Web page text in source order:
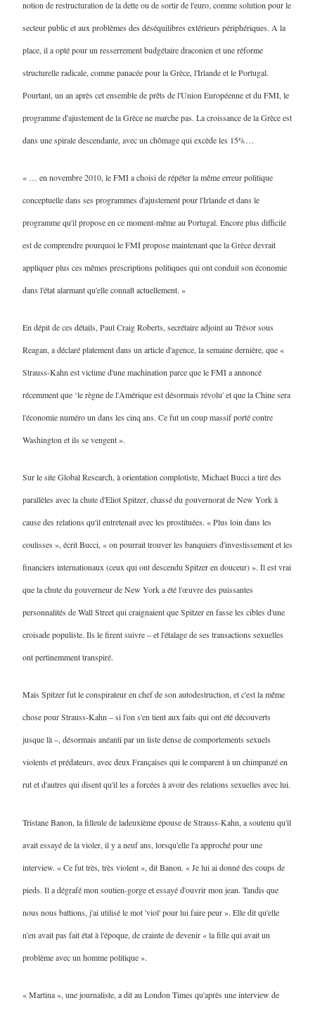
notion de restructuration de la dette ou de sortir de l'euro, comme solution pour le
secteur public et aux problèmes des déséquilibres extérieurs périphériques. A la
place, il a opté pour un resserrement budgétaire draconien et une réforme
structurelle radicale, comme panacée pour la Grèce, l'Irlande et le Portugal.
Pourtant, un an après cet ensemble de prêts de l'Union Européenne et du FMI, le
programme d'ajustement de la Grèce ne marche pas. La croissance de la Grèce est
dans une spirale descendante, avec un chômage qui excède les 15%…
« … en novembre 2010, le FMI a choisi de répéter la même erreur politique
conceptuelle dans ses programmes d'ajustement pour l'Irlande et dans le
programme qu'il propose en ce moment-même au Portugal. Encore plus difficile
est de comprendre pourquoi le FMI propose maintenant que la Grèce devrait
appliquer plus ces mêmes prescriptions politiques qui ont conduit son économie
dans l'état alarmant qu'elle connaît actuellement. »
En dépit de ces détails, Paul Craig Roberts, secrétaire adjoint au Trésor sous
Reagan, a déclaré platement dans un article d'agence, la semaine dernière, que «
Strauss-Kahn est victime d'une machination parce que le FMI a annoncé
récemment que ‘le règne de l'Amérique est désormais révolu' et que la Chine sera
l'économie numéro un dans les cinq ans. Ce fut un coup massif porté contre
Washington et ils se vengent ».
Sur le site Global Research, à orientation complotiste, Michael Bucci a tiré des
parallèles avec la chute d'Eliot Spitzer, chassé du gouvernorat de New York à
cause des relations qu'il entretenait avec les prostituées. « Plus loin dans les
coulisses », écrit Bucci, « on pourrait trouver les banquiers d'investissement et les
financiers internationaux (ceux qui ont descendu Spitzer en douceur) ». Il est vrai
que la chute du gouverneur de New York a été l'œuvre des puissantes
personnalités de Wall Street qui craignaient que Spitzer en fasse les cibles d'une
croisade populiste. Ils le firent suivre – et l'étalage de ses transactions sexuelles
ont pertinemment transpiré.
Mais Spitzer fut le conspirateur en chef de son autodestruction, et c'est la même
chose pour Strauss-Kahn – si l'on s'en tient aux faits qui ont été découverts
jusque là –, désormais anéanti par un liste dense de comportements sexuels
violents et prédateurs, avec deux Françaises qui le comparent à un chimpanzé en
rut et d'autres qui disent qu'il les a forcées à avoir des relations sexuelles avec lui.
Tristane Banon, la filleule de ladeuxième épouse de Strauss-Kahn, a soutenu qu'il
avait essayé de la violer, il y a neuf ans, lorsqu'elle l'a approché pour une
interview. « Ce fut très, très violent », dit Banon. « Je lui ai donné des coups de
pieds. Il a dégrafé mon soutien-gorge et essayé d'ouvrir mon jean. Tandis que
nous nous battions, j'ai utilisé le mot 'viol' pour lui faire peur ». Elle dit qu'elle
n'en avait pas fait état à l'époque, de crainte de devenir « la fille qui avait un
problème avec un homme politique ».
« Martina », une journaliste, a dit au London Times qu'après une interview de